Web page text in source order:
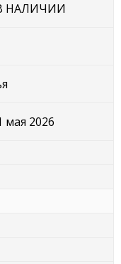
НАЛИЧИИ
2026